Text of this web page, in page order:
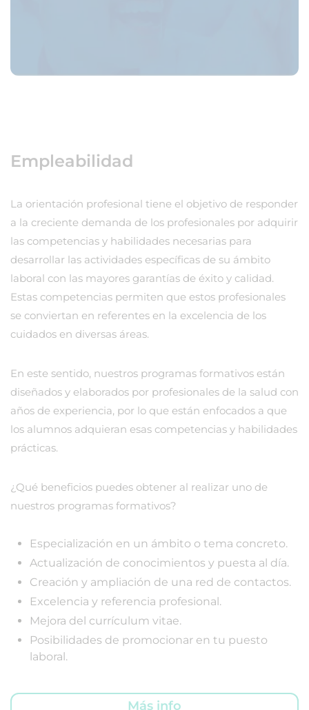
Empleabilidad
La orientación profesional tiene el objetivo de responder
a la creciente demanda de los profesionales por adquirir
las competencias y habilidades necesarias para
desarrollar las actividades específicas de su ámbito
laboral con las mayores garantías de éxito y calidad.
Estas competencias permiten que estos profesionales
se conviertan en referentes en la excelencia de los
cuidados en diversas áreas.
En este sentido, nuestros programas formativos están
diseñados y elaborados por profesionales de la salud con
años de experiencia, por lo que están enfocados a que
los alumnos adquieran esas competencias y habilidades
prácticas.
¿Qué beneficios puedes obtener al realizar uno de
nuestros programas formativos?
Especialización en un ámbito o tema concreto.
Actualización de conocimientos y puesta al día.
Creación y ampliación de una red de contactos.
Excelencia y referencia profesional.
Mejora del currículum vitae.
Posibilidades de promocionar en tu puesto
laboral.
Más info